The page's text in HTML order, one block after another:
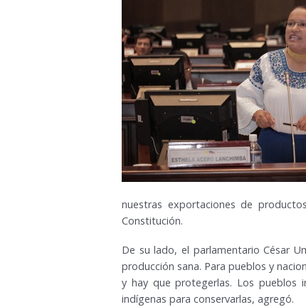
nuestras exportaciones de
Constitución.
De su lado, el parlamentario César
producción sana. Para pueblos y
y hay que protegerlas. Los pueblos
indígenas para conservarlas, agregó.